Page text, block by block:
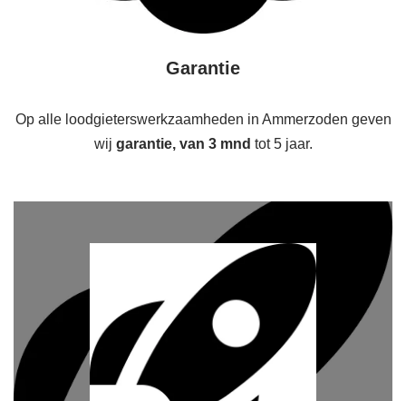
Garantie
Op alle loodgieterswerkzaamheden in Ammerzoden geven
wij garantie, van 3 mnd tot 5 jaar.